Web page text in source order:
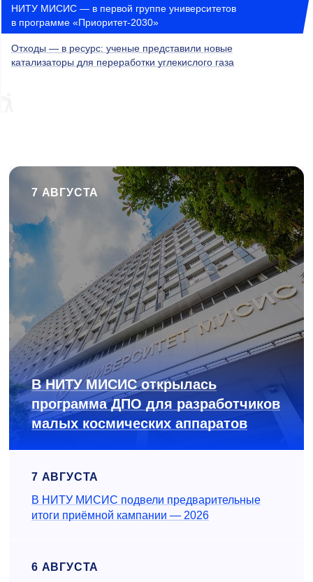
НИТУ МИСИС — в первой группе университетов
в программе «Приоритет-2030»
Отходы — в ресурс: ученые представили новые
катализаторы для переработки углекислого газа
7 АВГУСТА
В НИТУ МИСИС открылась
программа ДПО для разработчиков
малых космических аппаратов
7 АВГУСТА
В НИТУ МИСИС подвели предварительные
итоги приёмной кампании — 2026
6 АВГУСТА